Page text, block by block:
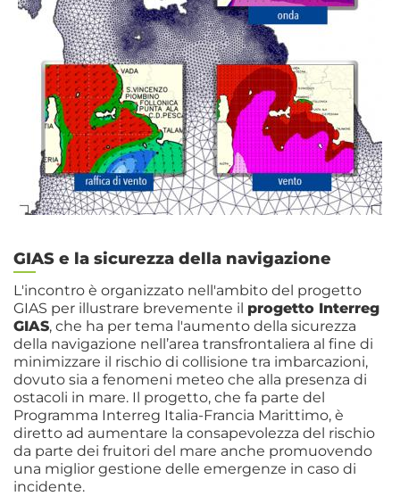
GIAS e la sicurezza della navigazione
L'incontro è organizzato nell'ambito del progetto
GIAS per illustrare brevemente il progetto Interreg
GIAS, che ha per tema l'aumento della sicurezza
della navigazione nell’area transfrontaliera al fine di
minimizzare il rischio di collisione tra imbarcazioni,
dovuto sia a fenomeni meteo che alla presenza di
ostacoli in mare. Il progetto, che fa parte del
Programma Interreg Italia-Francia Marittimo, è
diretto ad aumentare la consapevolezza del rischio
da parte dei fruitori del mare anche promuovendo
una miglior gestione delle emergenze in caso di
incidente.